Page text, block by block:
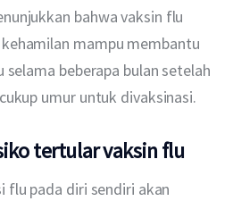
bahwa vaksin flu
mampu membantu
beberapa bulan setelah
umur untuk divaksinasi.
tertular vaksin flu
flu pada diri sendiri akan